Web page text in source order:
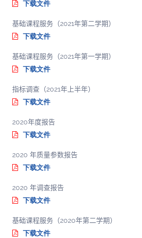
下载文件
基础课程服务（2021年第二学期）
下载文件
基础课程服务（2021年第一学期）
下载文件
指标调查（2021年上半年）
下载文件
2020年度报告
下载文件
2020 年质量参数报告
下载文件
2020 年调查报告
下载文件
基础课程服务（2020年第二学期）
下载文件